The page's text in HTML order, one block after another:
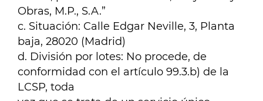
Obras, M.P., S.A.”
c. Situación: Calle Edgar Neville, 3, Planta
baja, 28020 (Madrid)
d. División por lotes: No procede, de
conformidad con el artículo 99.3.b) de la
LCSP, toda